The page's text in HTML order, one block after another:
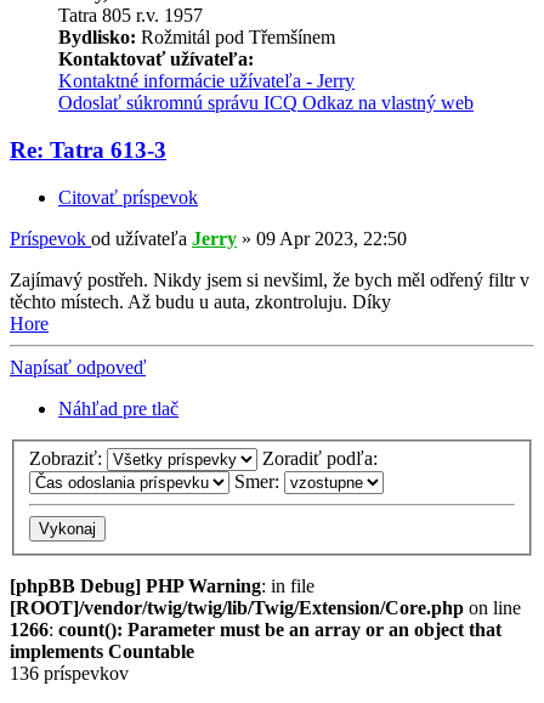
Tatra 805 r.v. 1957
Bydlisko: Rožmitál pod Třemšínem
Kontaktovať užívateľa:
Kontaktné informácie užívateľa - Jerry
Odoslať súkromnú správu ICQ Odkaz na vlastný web
Re: Tatra 613-3
Citovať príspevok
Príspevok od užívateľa Jerry » 09 Apr 2023, 22:50
Zajímavý postřeh. Nikdy jsem si nevšiml, že bych měl odřený filtr v
těchto místech. Až budu u auta, zkontroluju. Díky
Hore
Napísať odpoveď
Náhľad pre tlač
Zobraziť:
Zoradiť podľa:
Smer:
[phpBB Debug] PHP Warning: in file
[ROOT]/vendor/twig/twig/lib/Twig/Extension/Core.php on line
1266: count(): Parameter must be an array or an object that
implements Countable
136 príspevkov